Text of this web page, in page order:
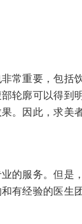
常重要，包括
轮廓可以得到
。因此，求美
的服务。但是
有经验的医生